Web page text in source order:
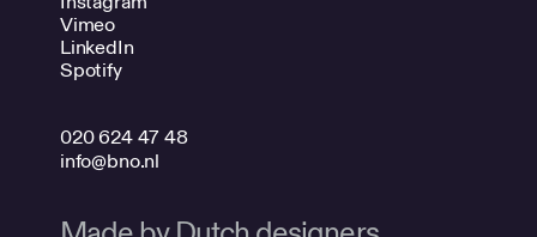
Vimeo
LinkedIn
Spotify
020 624 47 48
info@bno.nl